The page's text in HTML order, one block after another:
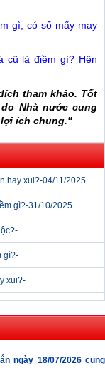
gì, có số mấy may
cũ là điềm gì? Hên
tham khảo. Tốt
Nhà nước cung
lợi ích chung."
hay xui?-04/11/2025
gì?-31/10/2025
gì?-
xui?-
ngày 18/07/2026 cung